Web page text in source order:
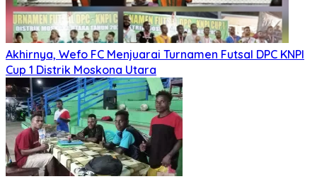
Akhirnya, Wefo FC Menjuarai Turnamen Futsal DPC KNPI
Cup 1 Distrik Moskona Utara